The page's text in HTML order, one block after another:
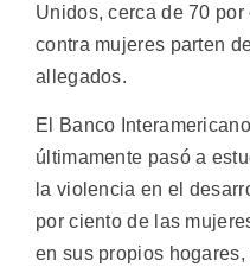
Unidos, cerca de 70
contra mujeres parten
allegados.
El Banco
últimamente pasó a
la violencia en el
por ciento de las
en sus propios